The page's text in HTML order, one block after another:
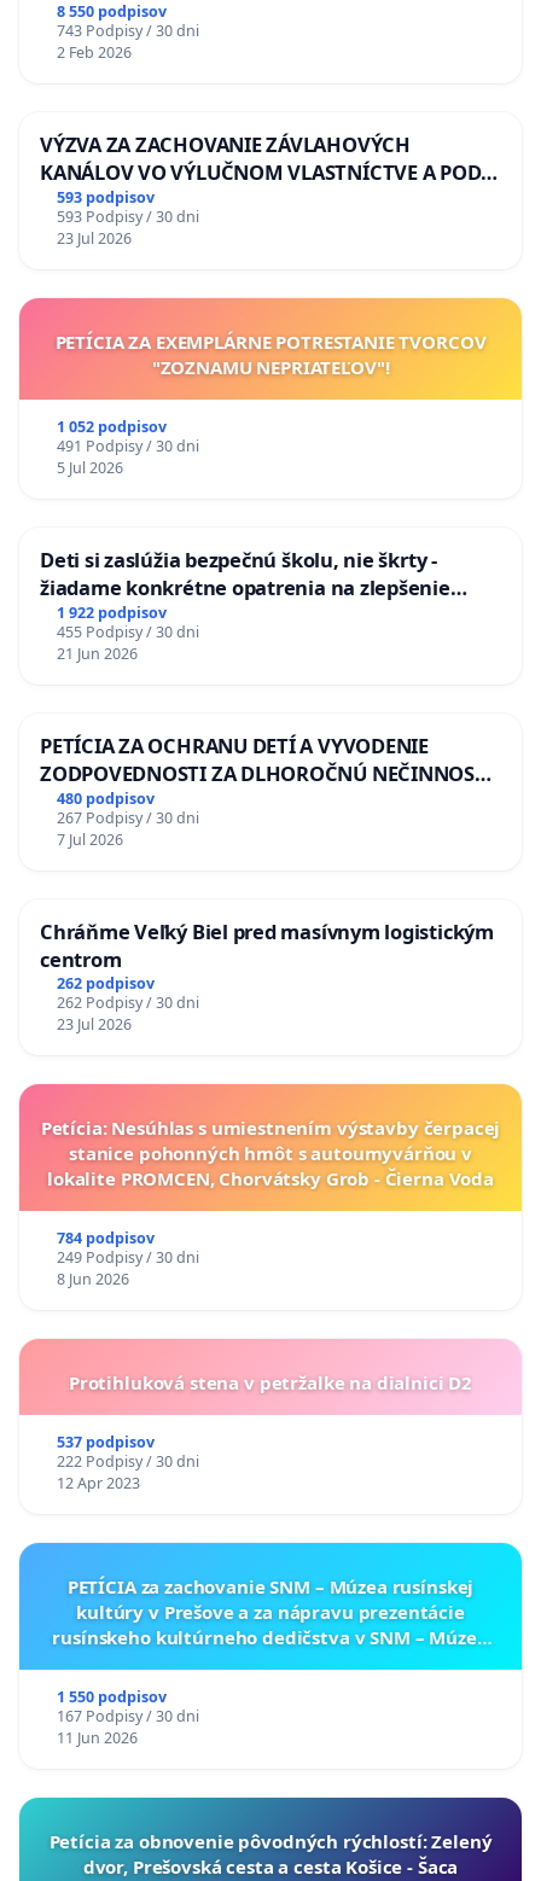
8 550 podpisov
743 Podpisy / 30 dni
2 Feb 2026
VÝZVA ZA ZACHOVANIE ZÁVLAHOVÝCH
KANÁLOV VO VÝLUČNOM VLASTNÍCTVE A POD
KONTROLOU SLOVENSKEJ REPUBLIKY & žiadosť
na riešenie zanedbaného stavu závlahových a
odvodňovacích kanálov na Slovensku
593 podpisov
593 Podpisy / 30 dni
23 Jul 2026
PETÍCIA ZA EXEMPLÁRNE POTRESTANIE TVORCOV
"ZOZNAMU NEPRIATEĽOV"!
1 052 podpisov
491 Podpisy / 30 dni
5 Jul 2026
Deti si zaslúžia bezpečnú školu, nie škrty -
žiadame konkrétne opatrenia na zlepšenie
situácie v školstve
1 922 podpisov
455 Podpisy / 30 dni
21 Jun 2026
PETÍCIA ZA OCHRANU DETÍ A VYVODENIE
ZODPOVEDNOSTI ZA DLHOROČNÚ NEČINNOSŤ
A ZLYHANIE ŠTÁTU
480 podpisov
267 Podpisy / 30 dni
7 Jul 2026
Chráňme Veľký Biel pred masívnym logistickým
centrom
262 podpisov
262 Podpisy / 30 dni
23 Jul 2026
Petícia: Nesúhlas s umiestnením výstavby čerpacej
stanice pohonných hmôt s autoumyvárňou v
lokalite PROMCEN, Chorvátsky Grob - Čierna Voda
784 podpisov
249 Podpisy / 30 dni
8 Jun 2026
Protihluková stena v petržalke na dialnici D2
537 podpisov
222 Podpisy / 30 dni
12 Apr 2023
PETÍCIA za zachovanie SNM – Múzea rusínskej
kultúry v Prešove a za nápravu prezentácie
rusínskeho kultúrneho dedičstva v SNM – Múzeu
1 550 podpisov
167 Podpisy / 30 dni
11 Jun 2026
​Petícia za obnovenie pôvodných rýchlostí: Zelený
dvor, Prešovská cesta a cesta Košice - Šaca